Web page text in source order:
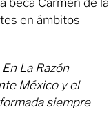
beca Carmen de la
en ámbitos
En La Razón
México y el
siempre